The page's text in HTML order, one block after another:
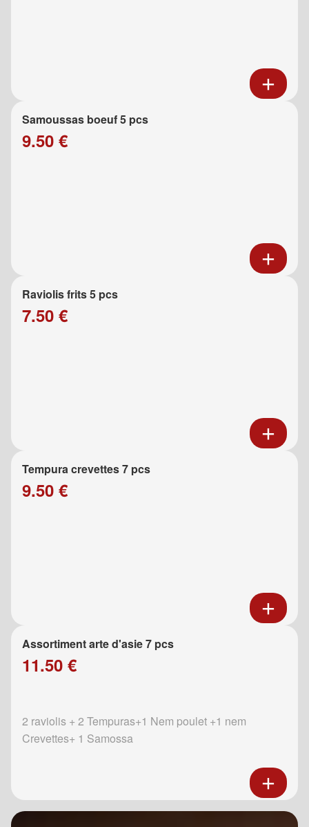
Samoussas boeuf 5 pcs
9.50 €
Raviolis frits 5 pcs
7.50 €
Tempura crevettes 7 pcs
9.50 €
Assortiment arte d'asie 7 pcs
11.50 €
2 raviolis + 2 Tempuras+1 Nem poulet +1 nem
Crevettes+ 1 Samossa